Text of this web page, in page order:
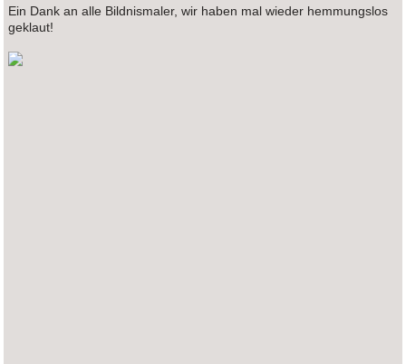
Ein Dank an alle Bildnismaler, wir haben mal wieder hemmungslos
geklaut!